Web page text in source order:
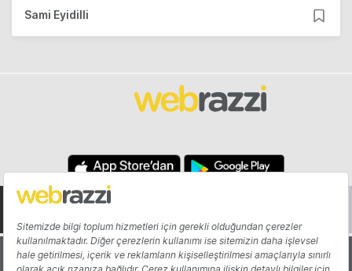
Sami Eyidilli
Hakkında Yazarlar